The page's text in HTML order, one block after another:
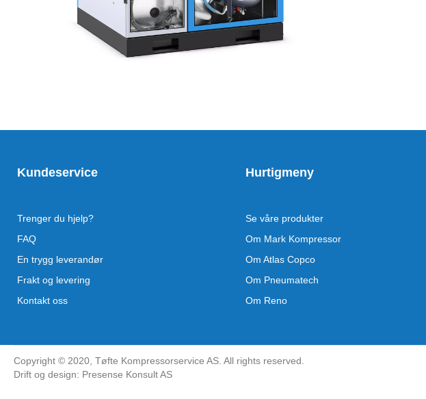
Kundeservice
Trenger du hjelp?
FAQ
En trygg leverandør
Frakt og levering
Kontakt oss
Hurtigmeny
Se våre produkter
Om Mark Kompressor
Om Atlas Copco
Om Pneumatech
Om Reno
Copyright © 2020 , Tøfte Kompressorservice AS. All rights reserved.
Drift og design: Presense Konsult AS